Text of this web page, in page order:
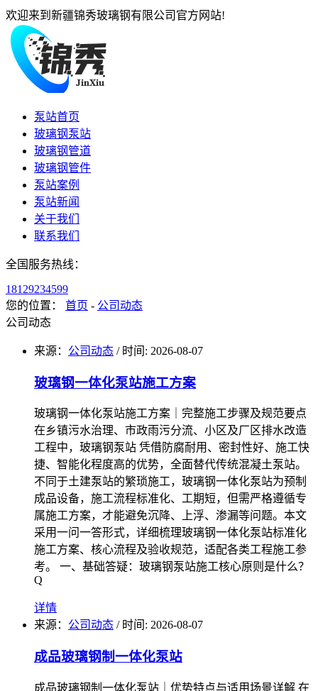
欢迎来到新疆锦秀玻璃钢有限公司官方网站!
泵站首页
玻璃钢泵站
玻璃钢管道
玻璃钢管件
泵站案例
泵站新闻
关于我们
联系我们
全国服务热线：
18129234599
您的位置： 首页 - 公司动态
公司动态
来源： 公司动态 / 时间: 2026-08-07
玻璃钢一体化泵站施工方案
玻璃钢一体化泵站施工方案｜完整施工步骤及规范要点
在乡镇污水治理、市政雨污分流、小区及厂区排水改造
工程中，玻璃钢泵站 凭借防腐耐用、密封性好、施工快
捷、智能化程度高的优势，全面替代传统混凝土泵站。
不同于土建泵站的繁琐施工，玻璃钢一体化泵站为预制
成品设备，施工流程标准化、工期短，但需严格遵循专
属施工方案，才能避免沉降、上浮、渗漏等问题。本文
采用一问一答形式，详细梳理玻璃钢一体化泵站标准化
施工方案、核心流程及验收规范，适配各类工程施工参
考。 一、基础答疑：玻璃钢泵站施工核心原则是什么？
Q
详情
来源： 公司动态 / 时间: 2026-08-07
成品玻璃钢制一体化泵站
成品玻璃钢制一体化泵站｜优势特点与适用场景详解 在